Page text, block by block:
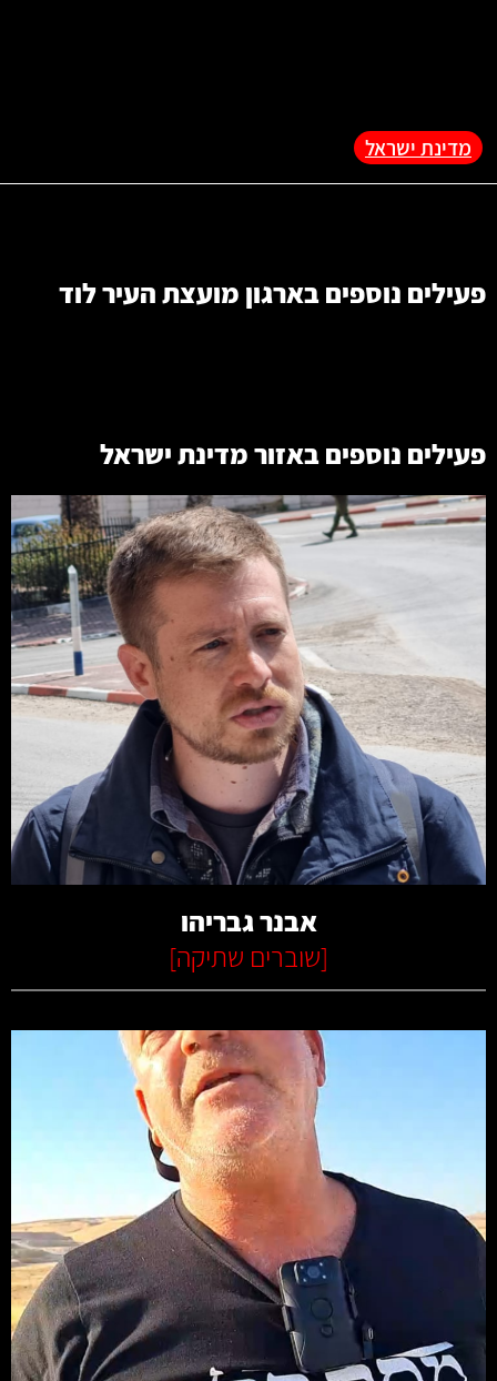
מדינת ישראל
פעילים נוספים בארגון מועצת העיר לוד
פעילים נוספים באזורמדינת ישראל
קרא עוד
אבנר גבריהו
[שוברים שתיקה]
קרא עוד